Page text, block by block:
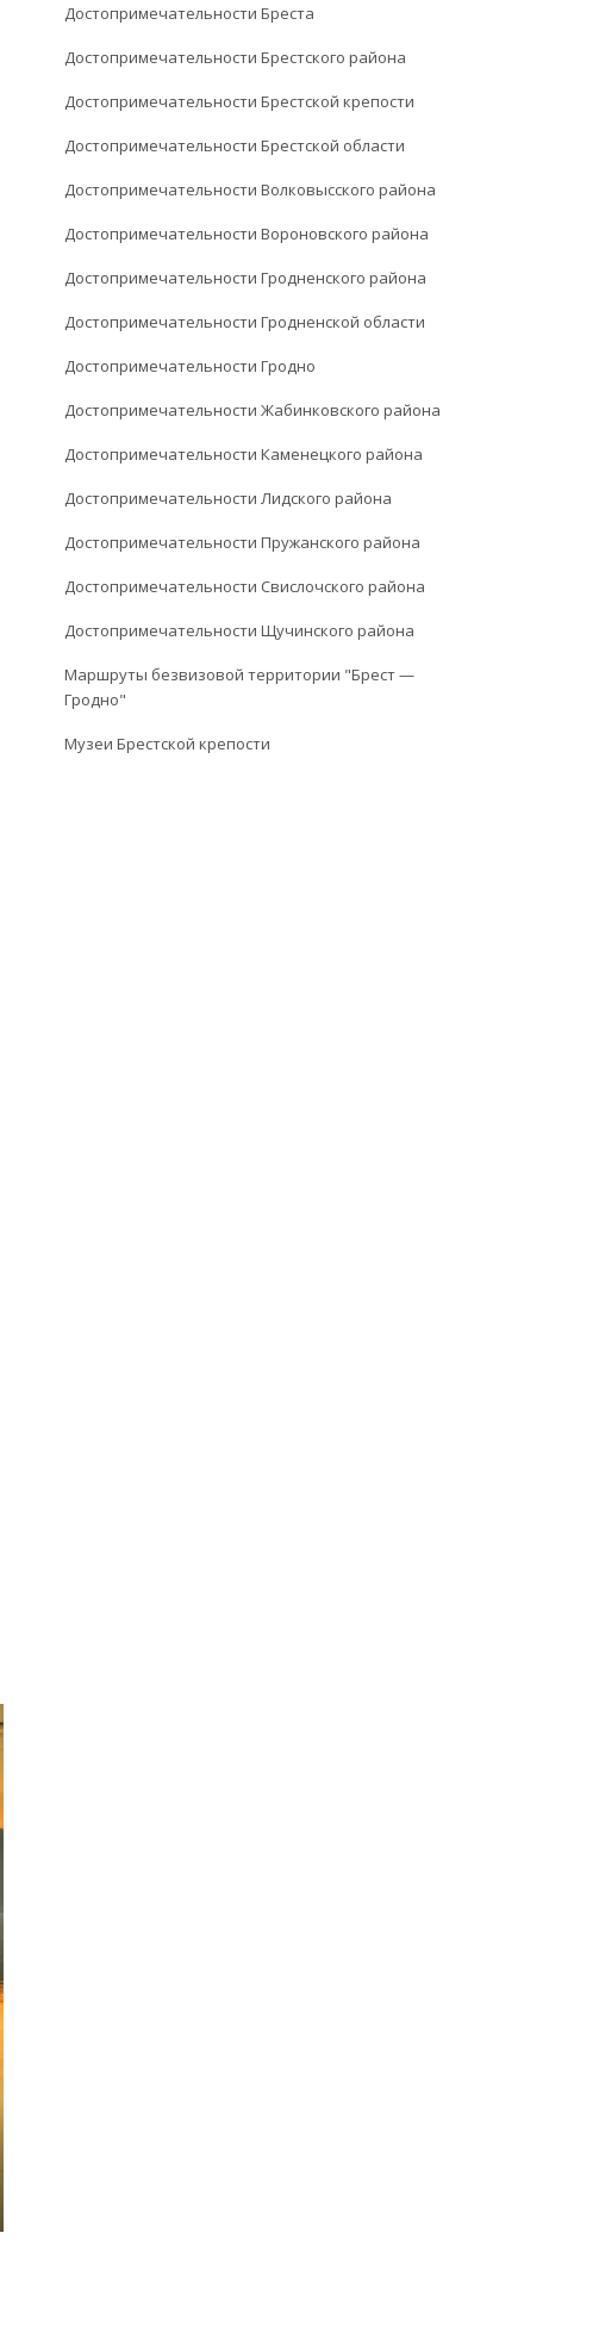
Достопримечательности Бреста
Достопримечательности Брестского района
Достопримечательности Брестской крепости
Достопримечательности Брестской области
Достопримечательности Волковысского района
Достопримечательности Вороновского района
Достопримечательности Гродненского района
Достопримечательности Гродненской области
Достопримечательности Гродно
Достопримечательности Жабинковского района
Достопримечательности Каменецкого района
Достопримечательности Лидского района
Достопримечательности Пружанского района
Достопримечательности Свислочского района
Достопримечательности Щучинского района
Маршруты безвизовой территории "Брест —
Гродно"
Музеи Брестской крепости